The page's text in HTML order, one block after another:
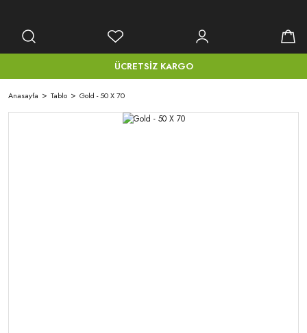
ÜCRETSİZ KARGO
Anasayfa Tablo Gold - 50 X 70